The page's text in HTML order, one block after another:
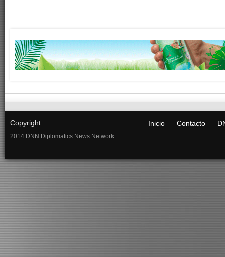
Copyright
2014 DNN Diplomatics News Network
Inicio Contacto